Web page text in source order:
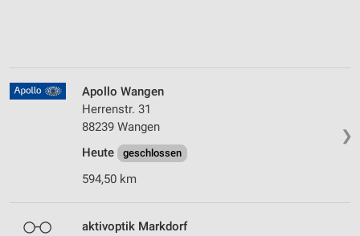
❯
Apollo Wangen
Herrenstr. 31
88239 Wangen
Heute
geschlossen
594,50 km
aktivoptik Markdorf